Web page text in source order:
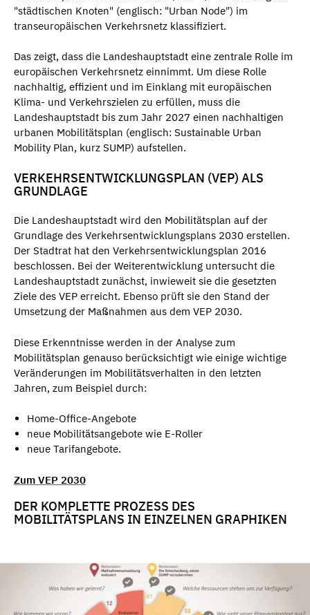
"städtischen Knoten" (englisch: "Urban Node") im
transeuropäischen Verkehrsnetz klassifiziert.
Das zeigt, dass die Landeshauptstadt eine zentrale Rolle im
europäischen Verkehrsnetz einnimmt. Um diese Rolle
nachhaltig, effizient und im Einklang mit europäischen
Klima- und Verkehrszielen zu erfüllen, muss die
Landeshauptstadt bis zum Jahr 2027 einen nachhaltigen
urbanen Mobilitätsplan (englisch: Sustainable Urban
Mobility Plan, kurz SUMP) aufstellen.
VERKEHRSENTWICKLUNGSPLAN (VEP) ALS
GRUNDLAGE
Die Landeshauptstadt wird den Mobilitätsplan auf der
Grundlage des Verkehrsentwicklungsplans 2030 erstellen.
Der Stadtrat hat den Verkehrsentwicklungsplan 2016
beschlossen. Bei der Weiterentwicklung untersucht die
Landeshauptstadt zunächst, inwieweit sie die gesetzten
Ziele des VEP erreicht. Ebenso prüft sie den Stand der
Umsetzung der Maßnahmen aus dem VEP 2030.
Diese Erkenntnisse werden in der Analyse zum
Mobilitätsplan genauso berücksichtigt wie einige wichtige
Veränderungen im Mobilitätsverhalten in den letzten
Jahren, zum Beispiel durch:
Home-Office-Angebote
neue Mobilitätsangebote wie E-Roller
neue Tarifangebote.
Zum VEP 2030
DER KOMPLETTE PROZESS DES
MOBILITÄTSPLANS IN EINZELNEN GRAPHIKEN